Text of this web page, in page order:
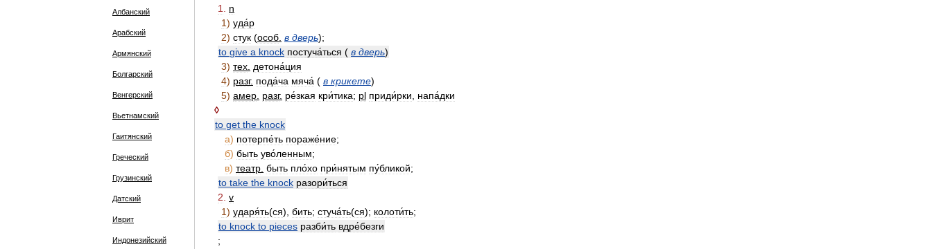
Албанский
Арабский
Армянский
Болгарский
Венгерский
Вьетнамский
Гаитянский
Греческий
Грузинский
Датский
Иврит
Индонезийский
1
n
1) уда́р
2) стук (особ в дверь);
to give a knock постуча́ться ( в дверь)
3) тех детона́ция
4) разг. пода́ча мяча́ ( в крикете)
5) амер разг. ре́зкая кри́тика; pl приди́рки
напа́дки
◊
to get the knock
а) потерпе́ть пораже́ние;
б) быть уво́ленным;
в) театр быть пло́хо при́нятым пу́бликой;
to take the knock разори́ться
2 v
1) ударя́ть(ся), бить; стуча́ть(ся); колоти́ть;
to knock to pieces разби́ть вдре́безги
;